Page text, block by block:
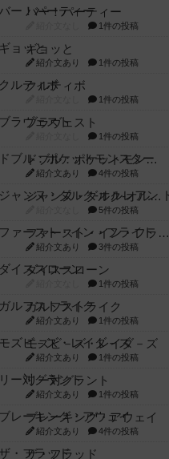
バー！パーティー
1件の投稿
ギョッと
紹介文あり 1件の投稿
クルティボ
1件の投稿
ブラヴェスト
1件の投稿
ドブル：ポケットモンスター
紹介文あり 4件の投稿
ジャンヌ・ダルク-オルレアン ドロー＆ライト
5件の投稿
ファースト・イン・フライト
紹介文あり 3件の投稿
ダイススローン
1件の投稿
ガルフストライク
紹介文あり 1件の投稿
モズビ－ズ・レイダ－ズ
紹介文あり 1件の投稿
リー対グラント
紹介文あり 1件の投稿
ブレーキング・アウェイ
紹介文あり 4件の投稿
ザ・フラッド